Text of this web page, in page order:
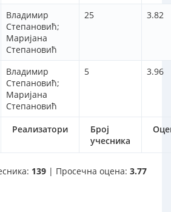
Реализатори
Број
учесника
Владимир
Степановић;
Маријана
Степановић
25 3.82
Владимир
Степановић;
Маријана
Степановић
5 3.96
139 | Просечна оцена: 3.77